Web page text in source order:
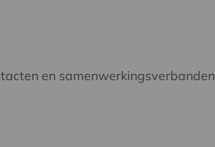
en samenwerkingsverbanden